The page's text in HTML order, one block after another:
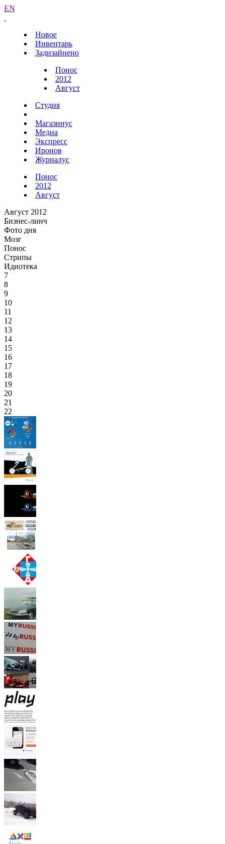
EN
Новое
Инвентарь
Задизайнено
Понос
2012
Август
Студия
Магазинус
Медиа
Экспресс
Иронов
Журналус
Понос
2012
Август
Август 2012
Бизнес-линч
Фото дня
Мозг
Понос
Стрипы
Идиотека
7
8
9
10
11
12
13
14
15
16
17
18
19
20
21
22